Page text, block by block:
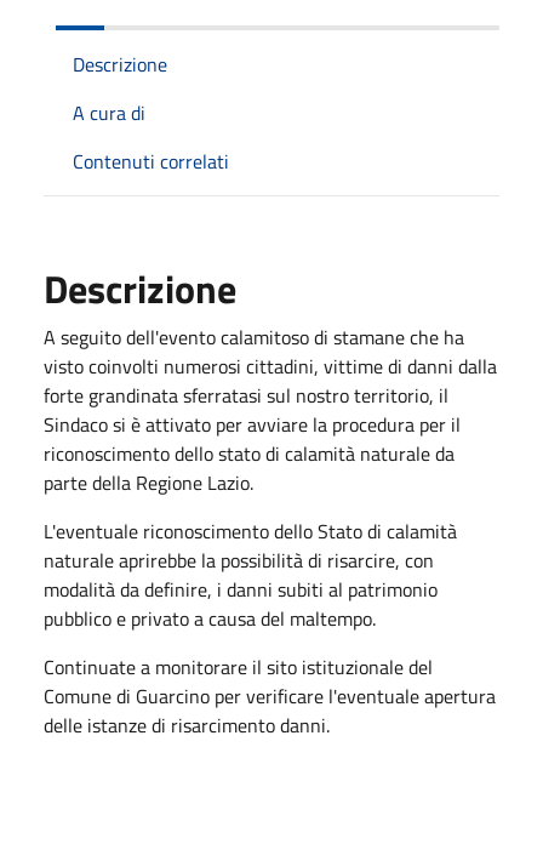
Descrizione
A cura di
Contenuti correlati
Descrizione
A seguito dell'evento calamitoso di stamane che ha
visto coinvolti numerosi cittadini, vittime di danni dalla
forte grandinata sferratasi sul nostro territorio, il
Sindaco si è attivato per avviare la procedura per il
riconoscimento dello stato di calamità naturale da
parte della Regione Lazio.
L'eventuale riconoscimento dello Stato di calamità
naturale aprirebbe la possibilità di risarcire, con
modalità da definire, i danni subiti al patrimonio
pubblico e privato a causa del maltempo.
Continuate a monitorare il sito istituzionale del
Comune di Guarcino per verificare l'eventuale apertura
delle istanze di risarcimento danni.